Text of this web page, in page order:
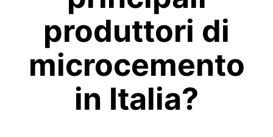
produttori di
microcemento
in Italia?